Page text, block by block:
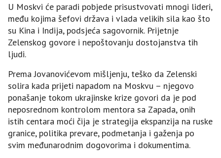
U Moskvi će paradi pobjede prisustvovati mnogi lideri,
među kojima šefovi država i vlada velikih sila kao što
su Kina i Indija, podsjeća sagovornik. Prijetnje
Zelenskog govore i nepoštovanju dostojanstva tih
ljudi.
Prema Јovanovićevom mišljenju, teško da Zelenski
solira kada prijeti napadom na Moskvu – njegovo
ponašanje tokom ukrajinske krize govori da je pod
neposrednom kontrolom mentora sa Zapada, onih
istih centara moći čija je strategija ekspanzija na ruske
granice, politika prevare, podmetanja i gaženja po
svim međunarodnim dogovorima i dokumentima.